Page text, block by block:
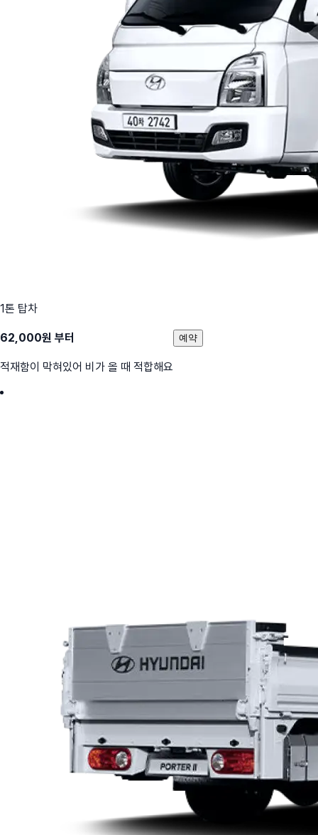
1톤 탑차
62,000원 부터
적재함이 막혀있어 비가 올 때 적합해요
예약